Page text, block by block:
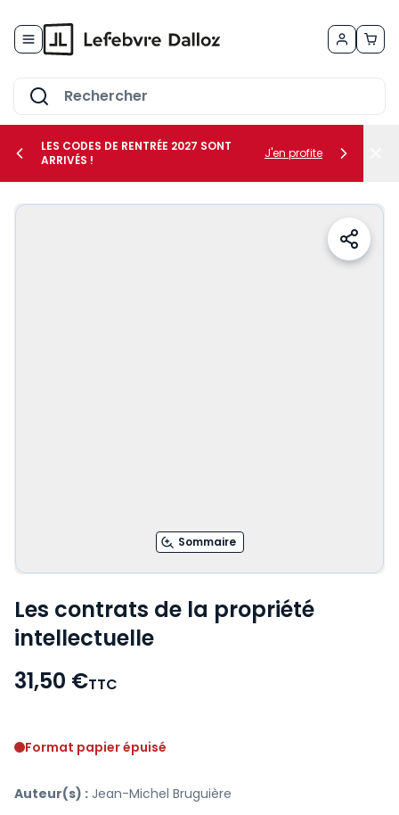
le sous-menu Vos métiers
LES CODES DE RENTRÉE 2027 SONT
ARRIVÉS !
J'en profite
Sommaire
Les contrats de la propriété
intellectuelle
31,50 €TTC
Format papier épuisé
Auteur(s) : Jean-Michel Bruguière